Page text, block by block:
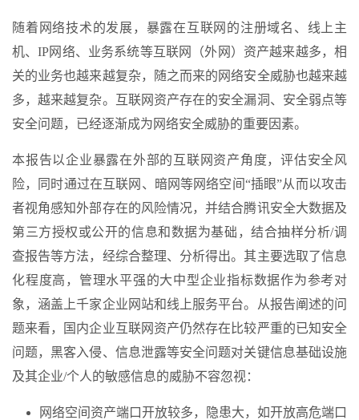
随着网络技术的发展，暴露在互联网的注册域名、线上主
机、IP网络、业务系统等互联网（外网）资产越来越多，相
关的业务也越来越复杂，随之而来的网络安全威胁也越来越
多，越来越复杂。互联网资产存在的安全漏洞、安全弱点等
安全问题，已经逐渐成为网络安全威胁的重要因素。
本报告以企业暴露在外部的互联网资产角度，评估安全风
险，同时通过在互联网、暗网等网络空间“插眼”从而以攻击
者视角感知外部存在的风险情况，并结合腾讯安全大数据及
第三方授权或公开的信息和数据为基础，结合抽样分析/调
查报告等方法，经综合整理、分析得出。其主要选取了信息
化程度高，管理水平强的大中型企业指标数据作为参考对
象，涵盖上千家企业网站和线上服务平台。从报告阐述的问
题来看，国内企业互联网资产仍然存在比较严重的已知安全
问题，黑客入侵、信息泄露等安全问题对关键信息基础设施
及其企业/个人的敏感信息的威胁不容忽视：
网络空间资产端口开放较多，隐患大，如开放高危端口